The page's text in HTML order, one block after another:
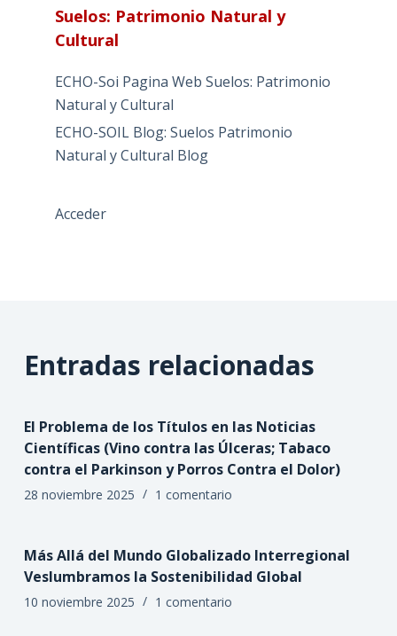
Suelos: Patrimonio Natural y
Cultural
ECHO-Soi Pagina Web Suelos: Patrimonio
Natural y Cultural
ECHO-SOIL Blog: Suelos Patrimonio
Natural y Cultural Blog
Acceder
Entradas relacionadas
El Problema de los Títulos en las Noticias
Científicas (Vino contra las Úlceras; Tabaco
contra el Parkinson y Porros Contra el Dolor)
28 noviembre 2025 1 comentario
Más Allá del Mundo Globalizado Interregional
Veslumbramos la Sostenibilidad Global
10 noviembre 2025 1 comentario